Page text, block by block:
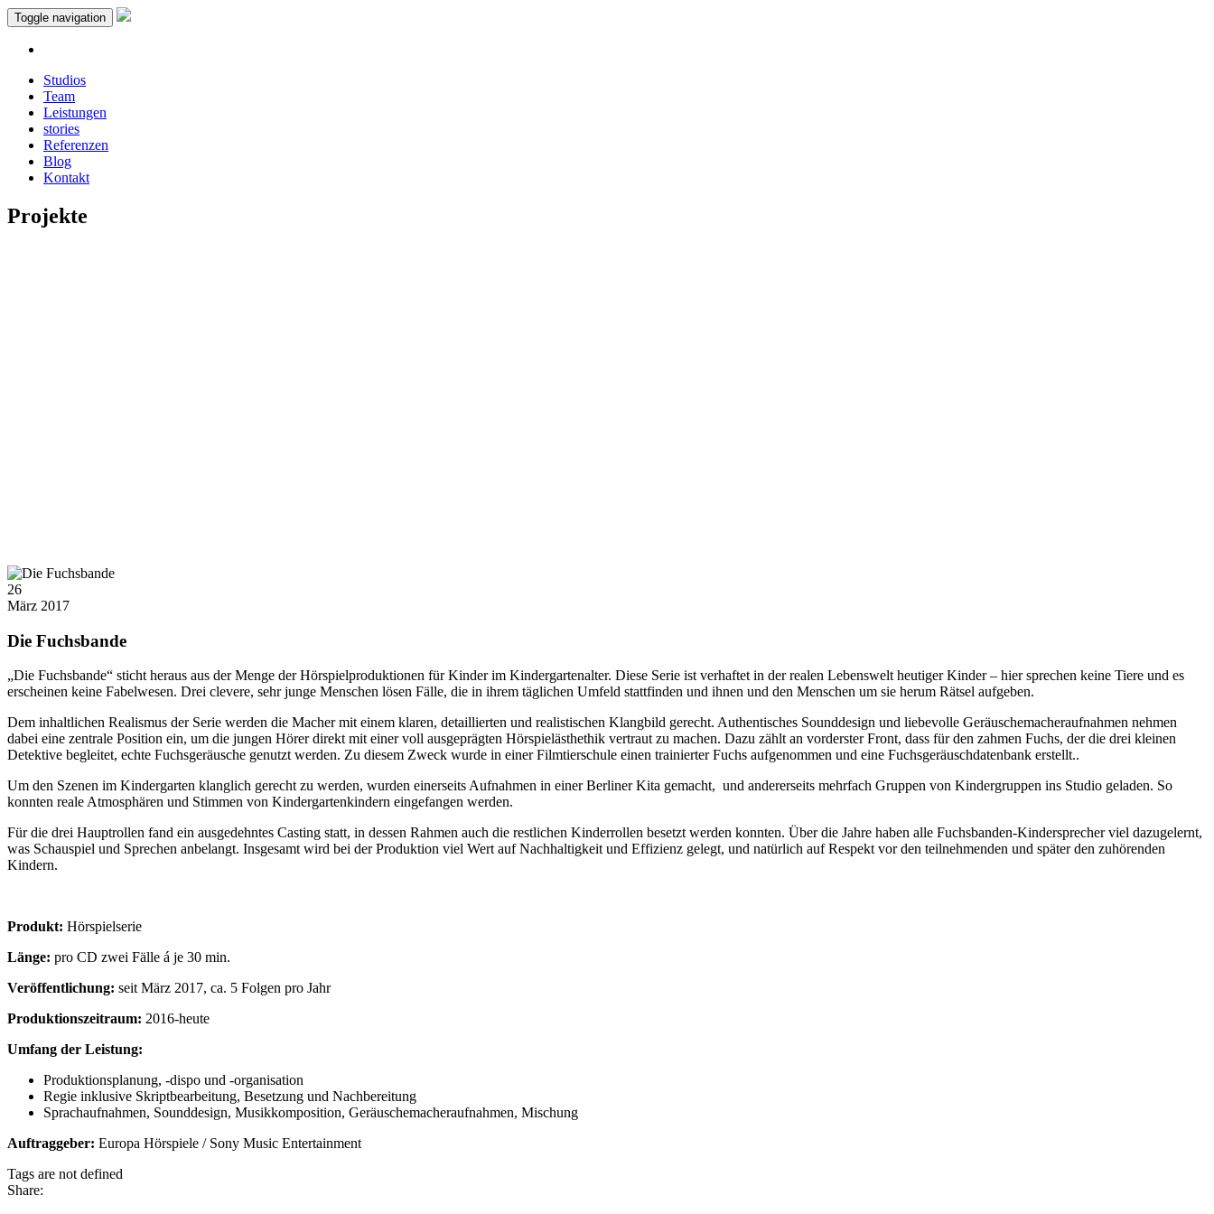
Toggle navigation
Studios
Team
Leistungen
stories
Referenzen
Blog
Kontakt
Projekte
26
März 2017
Die Fuchsbande
„Die Fuchsbande“ sticht heraus aus der Menge der Hörspielproduktionen für Kinder im Kindergartenalter. Diese Serie ist verhaftet in der realen Lebenswelt heutiger Kinder – hier sprechen keine Tiere und es
erscheinen keine Fabelwesen. Drei clevere, sehr junge Menschen lösen Fälle, die in ihrem täglichen Umfeld stattfinden und ihnen und den Menschen um sie herum Rätsel aufgeben.
Dem inhaltlichen Realismus der Serie werden die Macher mit einem klaren, detaillierten und realistischen Klangbild gerecht. Authentisches Sounddesign und liebevolle Geräuschemacheraufnahmen nehmen
dabei eine zentrale Position ein, um die jungen Hörer direkt mit einer voll ausgeprägten Hörspielästhethik vertraut zu machen. Dazu zählt an vorderster Front, dass für den zahmen Fuchs, der die drei kleinen
Detektive begleitet, echte Fuchsgeräusche genutzt werden. Zu diesem Zweck wurde in einer Filmtierschule einen trainierter Fuchs aufgenommen und eine Fuchsgeräuschdatenbank erstellt..
Um den Szenen im Kindergarten klanglich gerecht zu werden, wurden einerseits Aufnahmen in einer Berliner Kita gemacht, und andererseits mehrfach Gruppen von Kindergruppen ins Studio geladen. So
konnten reale Atmosphären und Stimmen von Kindergartenkindern eingefangen werden.
Für die drei Hauptrollen fand ein ausgedehntes Casting statt, in dessen Rahmen auch die restlichen Kinderrollen besetzt werden konnten. Über die Jahre haben alle Fuchsbanden-Kindersprecher viel dazugelernt,
was Schauspiel und Sprechen anbelangt. Insgesamt wird bei der Produktion viel Wert auf Nachhaltigkeit und Effizienz gelegt, und natürlich auf Respekt vor den teilnehmenden und später den zuhörenden
Kindern.
Produkt: Hörspielserie
Länge: pro CD zwei Fälle á je 30 min.
Veröffentlichung: seit März 2017, ca. 5 Folgen pro Jahr
Produktionszeitraum: 2016-heute
Umfang der Leistung:
Produktionsplanung, -dispo und -organisation
Regie inklusive Skriptbearbeitung, Besetzung und Nachbereitung
Sprachaufnahmen, Sounddesign, Musikkomposition, Geräuschemacheraufnahmen, Mischung
Auftraggeber: Europa Hörspiele / Sony Music Entertainment
Tags are not defined
Share: